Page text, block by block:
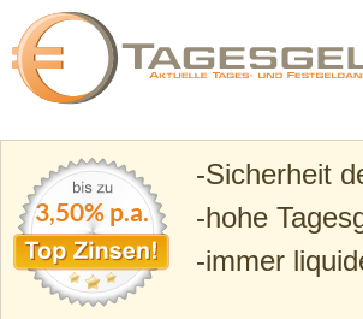
Tagesgeld.info –
3,50% p.a.
Sicherheit
hohe
immer